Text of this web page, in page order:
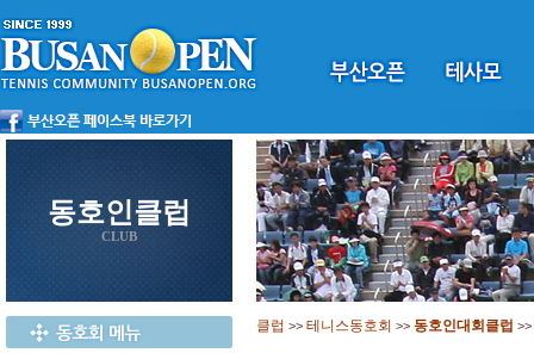
동호인클럽
CLUB
클럽 >> 테니스동호회 >> 동호인대회클럽 >>